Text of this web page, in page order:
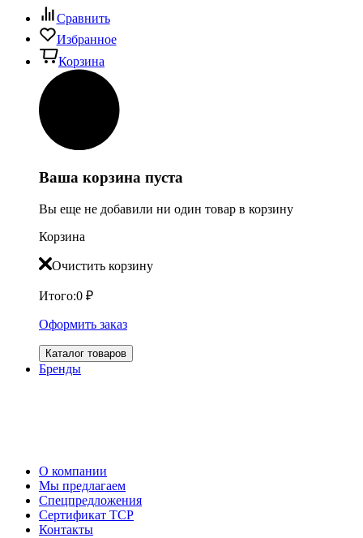
Сравнить
Избранное
Корзина
Ваша корзина пуста
Вы еще не добавили ни один товар в корзину
Корзина
Очистить корзину
Итого:0 ₽
Оформить заказ
Каталог товаров
Бренды
О компании
Мы предлагаем
Спецпредложения
Сертификат ТСР
Контакты